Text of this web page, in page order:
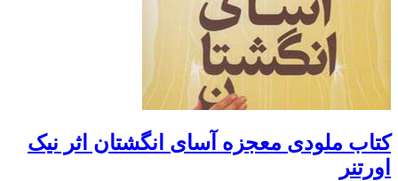
کتاب ملودی معجزه آسای انگشتان اثر نیک
اورتنر